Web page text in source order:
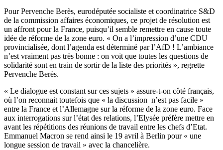
Pour Pervenche Berès, eurodéputée socialiste et coordinatrice S&D
de la commission affaires économiques, ce projet de résolution est
un affront pour la France, puisqu’il semble remettre en cause toute
idée de réforme de la zone euro. « On a l’impression d’une CDU
provincialisée, dont l’agenda est déterminé par l’AfD ! L’ambiance
n’est vraiment pas très bonne : on voit que toutes les questions de
solidarité sont en train de sortir de la liste des priorités », regrette
Pervenche Berès.
« Le dialogue est constant sur ces sujets » assure-t-on côté français,
où l’on reconnait toutefois que « la discussion n’est pas facile »
entre la France et l’Allemagne sur la réforme de la zone euro. Face
aux interrogations sur l’état des relations, l’Elysée préfère mettre en
avant les répétitions des réunions de travail entre les chefs d’Etat.
Emmanuel Macron se rend ainsi le 19 avril à Berlin pour « une
longue session de travail » avec la chancelière.